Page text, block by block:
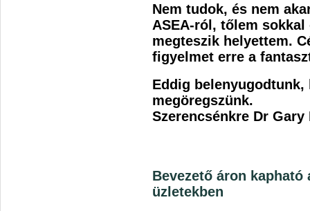
Nem tudok, és nem
ASEA-ról, tőlem
megteszik helyettem.
figyelmet erre a
Eddig
megöregszünk.
Szerencsénkre Dr Gary
Bevezető áron kapható
üzletekben